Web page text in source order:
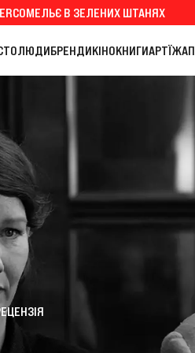
СОМЕЛЬЄ В ЗЕЛЕНИХ ШТАНЯХ
ЛЮДИБРЕНДИКІНОКНИГИАРТЇЖА